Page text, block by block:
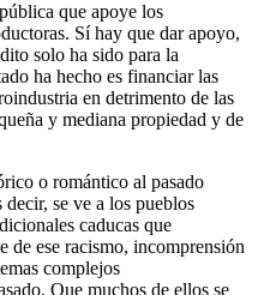
que apoye los
Sí hay que dar apoyo,
solo ha sido para la
ha hecho es financiar las
en detrimento de las
y mediana propiedad y de
o romántico al pasado
se ve a los pueblos
caducas que
de ese racismo, incomprensión
complejos
Que muchos de ellos se